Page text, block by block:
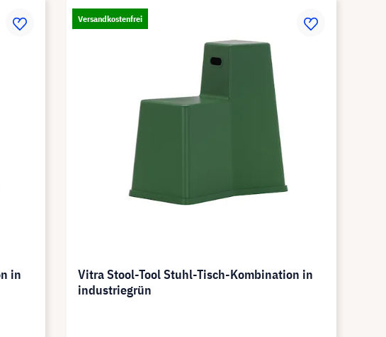
in
Versandkostenfrei
Vitra Stool-Tool Stuhl-Tisch-Kombination in
industriegrün